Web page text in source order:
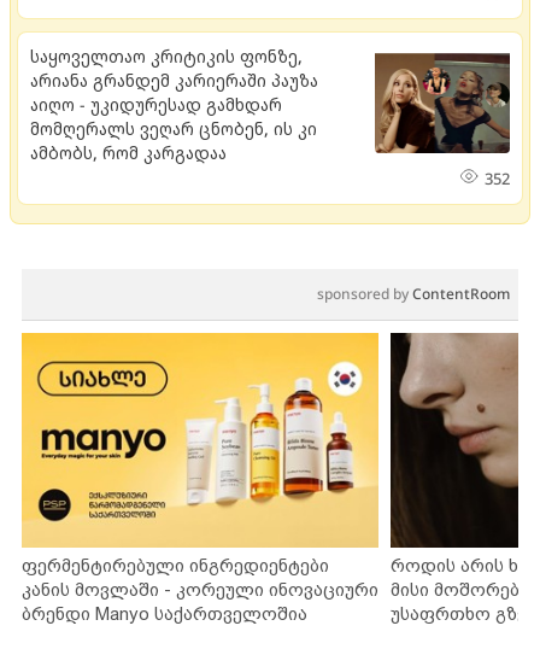
საყოველთაო კრიტიკის ფონზე,
არიანა გრანდემ კარიერაში პაუზა
აიღო - უკიდურესად გამხდარ
მომღერალს ვეღარ ცნობენ, ის კი
ამბობს, რომ კარგადაა
352
sponsored byContentRoom
ფერმენტირებული ინგრედიენტები
კანის მოვლაში - კორეული ინოვაციური
ბრენდი Manyo საქართველოშია
როდის არის
მისი
უსაფრთხო